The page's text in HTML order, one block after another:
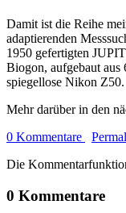
Damit ist die Reihe
adaptierenden
1950 gefertigten
Biogon, aufgebaut
spiegellose Nikon Z50.
Mehr darüber in den
0 Kommentare
Die
0 Kommentare